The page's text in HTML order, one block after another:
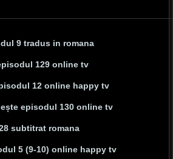
9 tradus in romana
129 online tv
12 online happy tv
episodul 130 online tv
subtitrat romana
5 (9-10) online happy tv